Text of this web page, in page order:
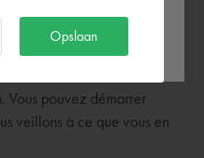
vous aidons à acheter
ou expert et nous
Vous pouvez démarrer
veillons à ce que vous en
Opslaan